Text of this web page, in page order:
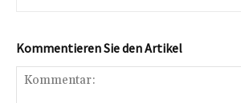
Kommentieren Sie den Artikel